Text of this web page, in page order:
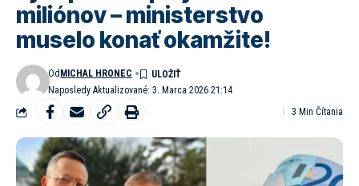
miliónov – ministerstvo
muselo konať okamžite!
Naposledy Aktualizované: 3. Marca 2026 21:14
Od MICHAL HRONEC
3 Min Čítania